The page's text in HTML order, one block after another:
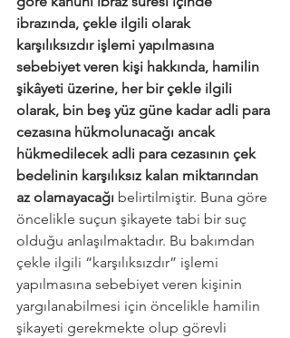
ibrazında, çekle ilgili olarak
karşılıksızdır işlemi yapılmasına
sebebiyet veren kişi hakkında, hamilin
şikâyeti üzerine, her bir çekle ilgili
olarak, bin beş yüz güne kadar adli para
cezasına hükmolunacağı ancak
hükmedilecek adli para cezasının çek
bedelinin karşılıksız kalan miktarından
az olamayacağı belirtilmiştir. Buna göre
öncelikle suçun şikayete tabi bir suç
olduğu anlaşılmaktadır. Bu bakımdan
çekle ilgili “karşılıksızdır” işlemi
yapılmasına sebebiyet veren kişinin
yargılanabilmesi için öncelikle hamilin
şikayeti gerekmekte olup görevli